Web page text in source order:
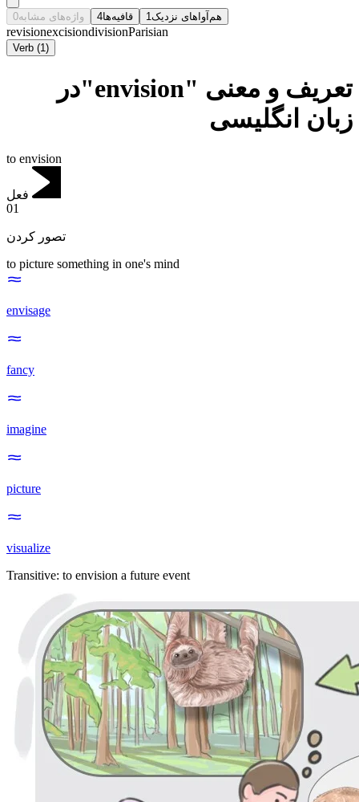
واژه‌های مشابه0 قافیه‌ها4 هم‌آواهای نزدیک1
revisionexcisiondivisionParisian
Verb (1)
تعریف و معنی "envision"در
زبان انگلیسی
to envision
فعل
01
تصور کردن
to picture something in one's mind
envisage
fancy
imagine
picture
visualize
Transitive: to envision a future event